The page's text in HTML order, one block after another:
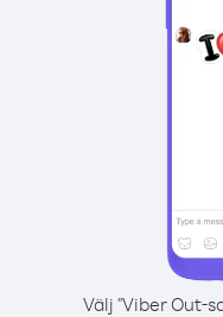
Välj "Viber Out-